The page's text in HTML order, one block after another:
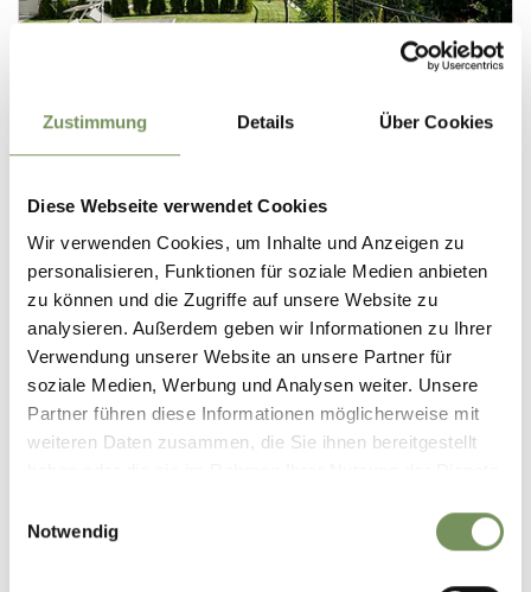
Zustimmung Details Über Cookies
Diese Webseite verwendet Cookies
Wir verwenden Cookies, um Inhalte und Anzeigen zu
personalisieren, Funktionen für soziale Medien anbieten
zu können und die Zugriffe auf unsere Website zu
analysieren. Außerdem geben wir Informationen zu Ihrer
Verwendung unserer Website an unsere Partner für
soziale Medien, Werbung und Analysen weiter. Unsere
Partner führen diese Informationen möglicherweise mit
weiteren Daten zusammen, die Sie ihnen bereitgestellt
Notwendig